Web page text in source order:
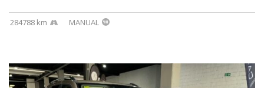
284788 km MANUAL